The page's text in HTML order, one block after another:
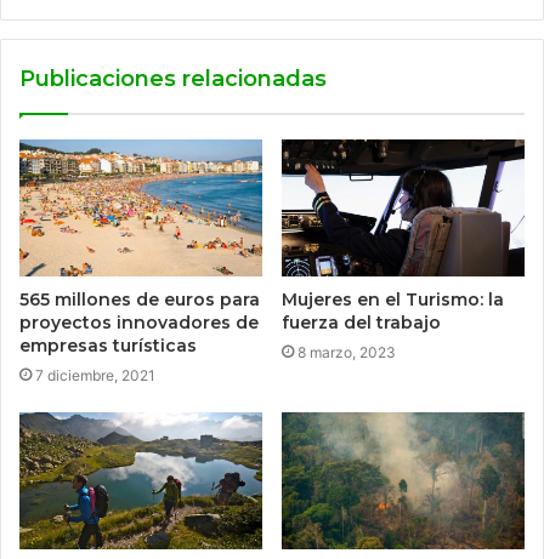
Publicaciones relacionadas
565 millones de euros para
proyectos innovadores de
empresas turísticas
7 diciembre, 2021
Mujeres en el Turismo: la
fuerza del trabajo
8 marzo, 2023